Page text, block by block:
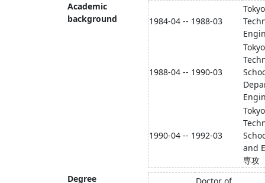
Academic
background
1984-04 -- 1988-03
1988-04 -- 1990-03
1990-04 -- 1992-03
and
専攻
Degree